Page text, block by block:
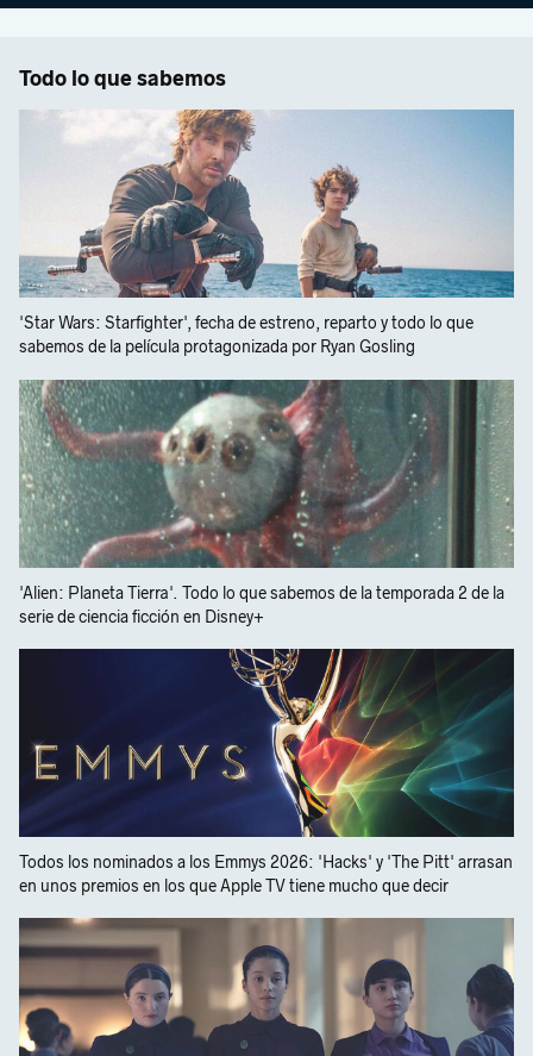
Todo lo que sabemos
'Star Wars: Starfighter', fecha de estreno, reparto y todo lo que
sabemos de la película protagonizada por Ryan Gosling
'Alien: Planeta Tierra'. Todo lo que sabemos de la temporada 2 de la
serie de ciencia ficción en Disney+
Todos los nominados a los Emmys 2026: 'Hacks' y 'The Pitt' arrasan
en unos premios en los que Apple TV tiene mucho que decir